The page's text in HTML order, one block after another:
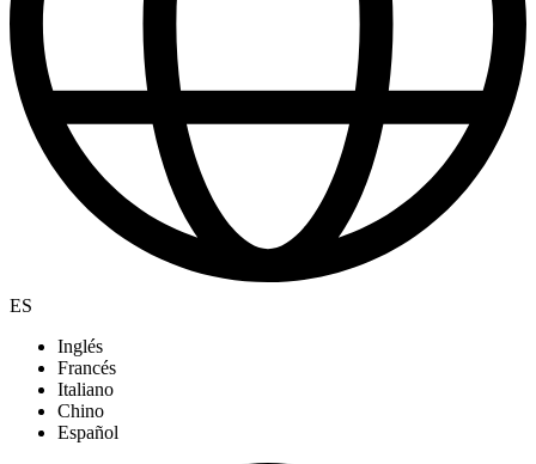
ES
Inglés
Francés
Italiano
Chino
Español